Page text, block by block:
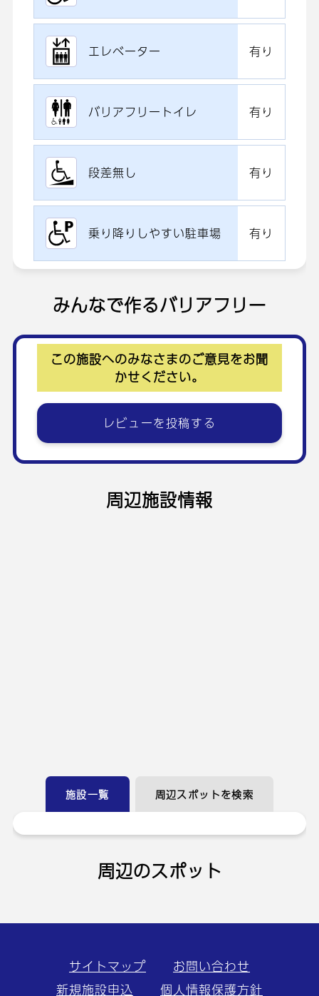
エレベーター 有り
バリアフリートイレ 有り
段差無し 有り
乗り降りしやすい駐車場 有り
みんなで作るバリアフリー
この施設へのみなさまのご意見をお聞
かせください。
レビューを投稿する
周辺施設情報
施設一覧 周辺スポットを検索
周辺のスポット
サイトマップ
お問い合わせ
新規施設申込
個人情報保護方針